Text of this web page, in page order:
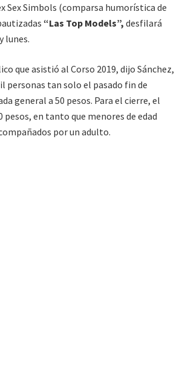
Sex Simbols (comparsa humorística de
“Las Top Models”, desfilará
lunes.
que asistió al Corso 2019, dijo Sánchez,
personas tan solo el pasado fin de
general a 50 pesos. Para el cierre, el
pesos, en tanto que menores de edad
por un adulto.